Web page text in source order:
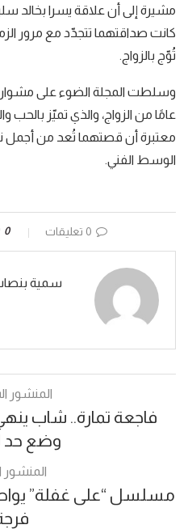
مشيرة إلى أن علاقة يسرا بخالد
كانت صداقتهما تتجدّد مع مرور
تُوّج بالزواج.
عامًا من الزواج، والذي تميّز بالحب
معتبرة أن قصتهما تُعد من أجمل
الوسط الفني.
0 تعليقات 0
سمية
المنشور
فاجعة تمارة.. شاب
وضع حد
المنشور
مسلسل “على غفلة”